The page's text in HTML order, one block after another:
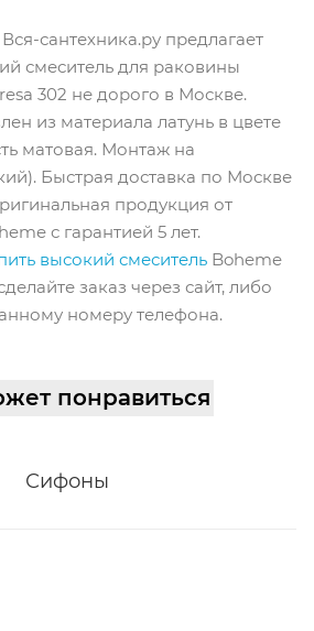
сантехника.ру предлагает
смеситель для раковины
302 не дорого в Москве.
из материала латунь в цвете
матовая. Монтаж на
Быстрая доставка по Москве
продукция от
с гарантией 5 лет.
высокий смеситель Boheme
заказ через сайт, либо
номеру телефона.
понравиться
Сифоны